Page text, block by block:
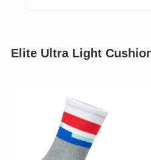
Elite Ultra Light